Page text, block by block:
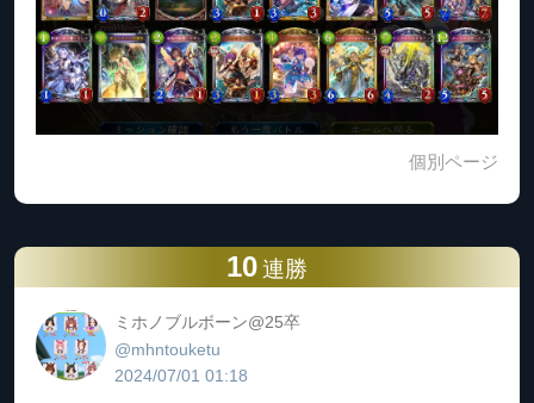
個別ページ
10 連勝
ミホノブルボーン@25卒
@mhntouketu
2024/07/01 01:18